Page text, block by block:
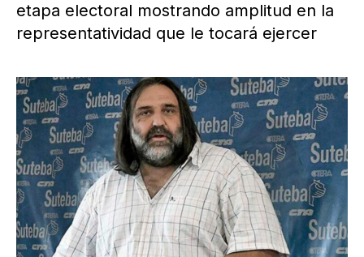
etapa electoral mostrando amplitud en la
representatividad que le tocará ejercer